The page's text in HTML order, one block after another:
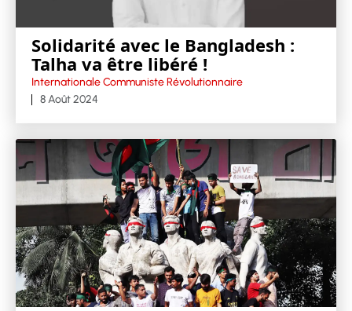
Solidarité avec le Bangladesh :
Talha va être libéré !
Internationale Communiste Révolutionnaire
8 Août 2024